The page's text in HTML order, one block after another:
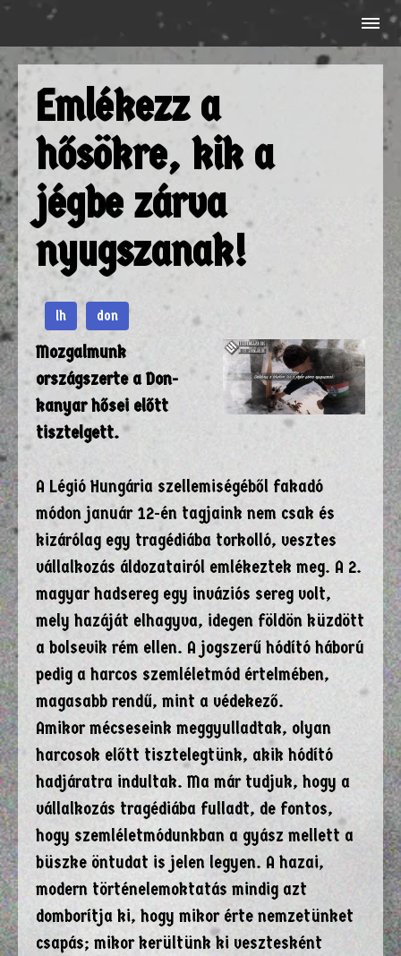
Emlékezz a
hősökre, kik a
jégbe zárva
nyugszanak!
lh don
Mozgalmunk
országszerte a Don-
kanyar hősei előtt
tisztelgett.
A Légió Hungária szellemiségéből fakadó
módon január 12-én tagjaink nem csak és
kizárólag egy tragédiába torkolló, vesztes
vállalkozás áldozatairól emlékeztek meg. A 2.
magyar hadsereg egy inváziós sereg volt,
mely hazáját elhagyva, idegen földön küzdött
a bolsevik rém ellen. A jogszerű hódító háború
pedig a harcos szemléletmód értelmében,
magasabb rendű, mint a védekező.
Amikor mécseseink meggyulladtak, olyan
harcosok előtt tisztelegtünk, akik hódító
hadjáratra indultak. Ma már tudjuk, hogy a
vállalkozás tragédiába fulladt, de fontos,
hogy szemléletmódunkban a gyász mellett a
büszke öntudat is jelen legyen. A hazai,
modern történelemoktatás mindig azt
domborítja ki, hogy mikor érte nemzetünket
csapás; mikor kerültünk ki vesztesként